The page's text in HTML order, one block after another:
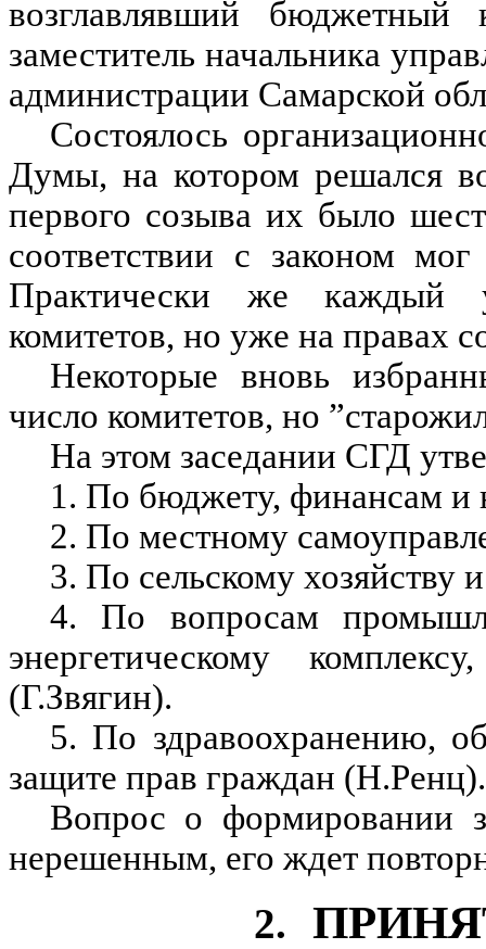
возглавлявший
заместитель начальника
администрации Самарской
Состоялось
Думы, на котором решался
первого созыва их было
соответствии с законом
Практически же каждый
комитетов, но уже на правах
Некоторые вновь
число комитетов, но
На этом заседании СГД
1. По бюджету, финансам и
2. По местному
3. По сельскому
4. По вопросам
энергетическому
(Г.Звягин).
5. По здравоохранению,
защите прав граждан (Н.Ренц).
Вопрос о формировании
нерешенным, его ждет
2.